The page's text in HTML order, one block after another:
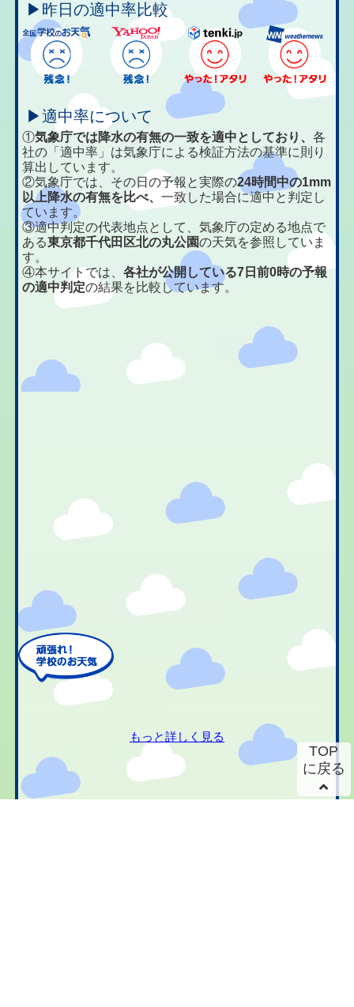
▶昨日の適中率比較
▶適中率について
①気象庁では降水の有無の一致を適中としており、各
社の「適中率」は気象庁による検証方法の基準に則り
算出しています。
②気象庁では、その日の予報と実際の24時間中の1mm
以上降水の有無を比べ、一致した場合に適中と判定し
ています。
③適中判定の代表地点として、気象庁の定める地点で
ある東京都千代田区北の丸公園の天気を参照していま
す。
④本サイトでは、各社が公開している7日前0時の予報
の適中判定の結果を比較しています。
もっと詳しく見る
TOP
に戻る